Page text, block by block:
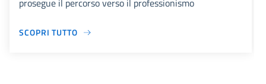
prosegue il percorso verso il professionismo
SCOPRI TUTTO